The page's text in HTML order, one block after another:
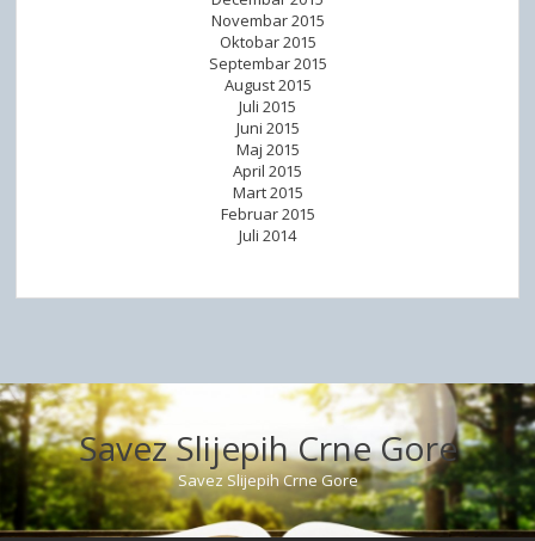
Novembar 2015
Oktobar 2015
Septembar 2015
August 2015
Juli 2015
Juni 2015
Maj 2015
April 2015
Mart 2015
Februar 2015
Juli 2014
Savez Slijepih Crne Gore
Savez Slijepih Crne Gore